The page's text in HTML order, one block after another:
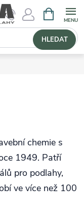
HLEDAT
chemie s
1949. Patří
pro podlahy,
ve více než 100